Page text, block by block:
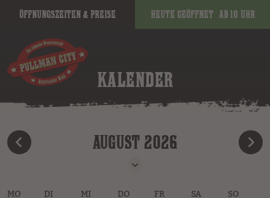
Öffnungszeiten & Preise Heute geöffnet ab 10 Uhr
KALENDER
AUGUST 2026
MO DI MI DO FR SA SO